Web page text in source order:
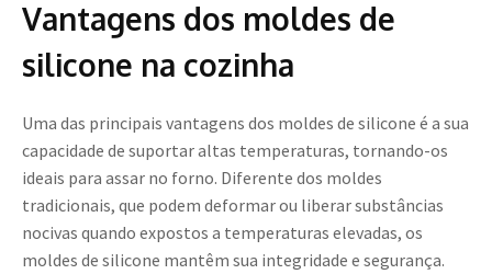
Vantagens dos moldes de
silicone na cozinha
Uma das principais vantagens dos moldes de silicone é a sua
capacidade de suportar altas temperaturas, tornando-os
ideais para assar no forno. Diferente dos moldes
tradicionais, que podem deformar ou liberar substâncias
nocivas quando expostos a temperaturas elevadas, os
moldes de silicone mantêm sua integridade e segurança.